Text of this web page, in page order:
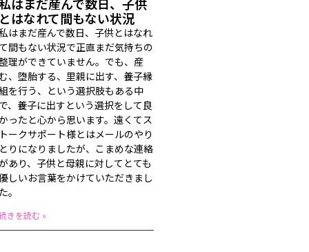
はなれて間もない状況
はまだ産んで数日、子供とはなれ
間もない状況で正直まだ気持ちの
理ができていません。でも、産
、堕胎する、里親に出す、養子縁
を行う、という選択肢もある中
、養子に出すという選択をして良
ったと心から思います。遠くてス
ークサポート様とはメールのやり
りになりましたが、こまめな連絡
あり、子供と母親に対してとても
しいお言葉をかけていただきまし
。
きを読む »